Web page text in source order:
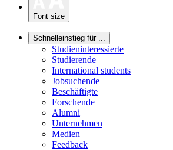
Font size
Schnelleinstieg für ...
Studieninteressierte
Studierende
International students
Jobsuchende
Beschäftigte
Forschende
Alumni
Unternehmen
Medien
Feedback